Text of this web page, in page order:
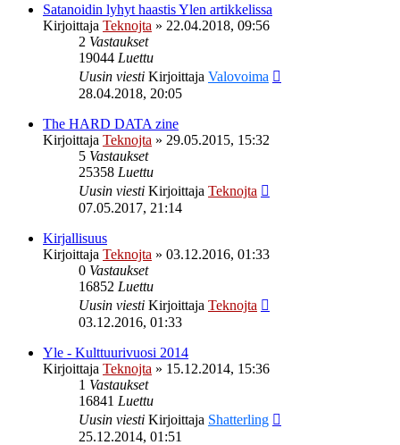
Satanoidin lyhyt haastis Ylen artikkelissa
Kirjoittaja Teknojta » 22.04.2018, 09:56
2 Vastaukset
19044 Luettu
Uusin viesti Kirjoittaja Valovoima
28.04.2018, 20:05
The HARD DATA zine
Kirjoittaja Teknojta » 29.05.2015, 15:32
5 Vastaukset
25358 Luettu
Uusin viesti Kirjoittaja Teknojta
07.05.2017, 21:14
Kirjallisuus
Kirjoittaja Teknojta » 03.12.2016, 01:33
0 Vastaukset
16852 Luettu
Uusin viesti Kirjoittaja Teknojta
03.12.2016, 01:33
Yle - Kulttuurivuosi 2014
Kirjoittaja Teknojta » 15.12.2014, 15:36
1 Vastaukset
16841 Luettu
Uusin viesti Kirjoittaja Shatterling
25.12.2014, 01:51